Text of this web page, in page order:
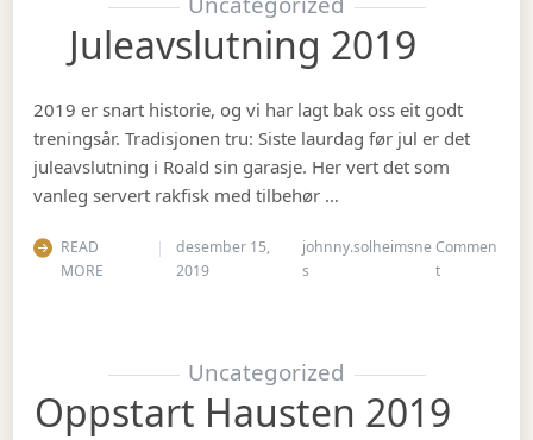
Juleavslutning 2019
2019 er snart historie, og vi har lagt bak oss eit godt
treningsår. Tradisjonen tru: Siste laurdag før jul er det
juleavslutning i Roald sin garasje. Her vert det som
vanleg servert rakfisk med tilbehør …
READ
MORE
desember 15,
2019
johnny.solheimsne
s
Commen
ton
Uncategorized
Oppstart Hausten 2019